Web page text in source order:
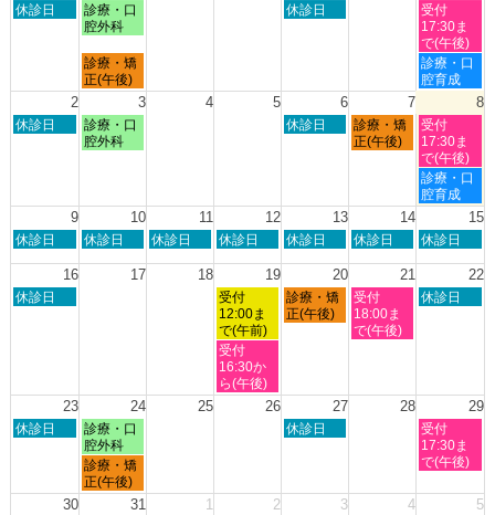
日
26th
休診日
月
曜
7
月
27th
診療・口
腔外科
木
30th
休診日
土
曜
日,
8
月
1st
受付
17:30ま
で(午後)
月
曜
日,
月
27th
診療・矯
正(午後)
土
曜
日,
月
1st
2026
診療・口
腔育成
2 3 4 5 6 7 8
日
2nd
休診日
月
曜
3rd
診療・口
腔外科
木
6th
休診日
金
曜
7th
診療・矯
正(午後)
土
曜
日,
8
月
8th
受付
17:30ま
で(午後)
土
曜
日,
月
診療・口
腔育成
9 10 11 12 13 14 15
日
8
月
休診日
月
休診日
火
休診日
水
8
月
12th
2026
休診日
木
8
月
13th
休診日
金
8
月
14th
2026
休診日
土
8
月
休診日
16 17 18 19 20 21 22
日
2026
休診日
水
曜
日,
8
月
19th
2026
受付
12:00ま
で(午前)
木
曜
2026
診療・矯
正(午後)
金
曜
日,
2026
受付
18:00ま
で(午後)
土
2026
休診日
水
曜
日,
8
受付
16:30か
ら(午後)
23 24 25 26 27 28 29
日
月
休診日
月
曜
日,
8
月
診療・口
腔外科
木
月
休診日
土
曜
日,
月
受付
17:30ま
で(午後)
月
曜
日,
診療・矯
正(午後)
30 31 1 2 3 4 5